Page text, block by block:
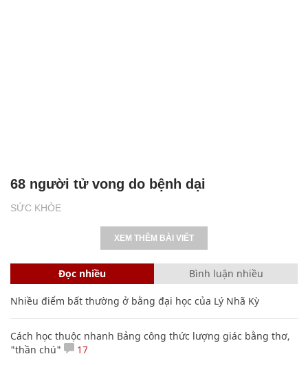
SỨC KHỎE
68 người tử vong do bệnh dại
XEM THÊM BÀI VIẾT
Đọc nhiều Bình luận nhiều
Nhiều điểm bất thường ở bằng đại học của Lý Nhã Kỳ
Cách học thuộc nhanh Bảng công thức lượng giác bằng thơ,
"thần chú"
17